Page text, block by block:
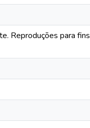
Reproduções para fins